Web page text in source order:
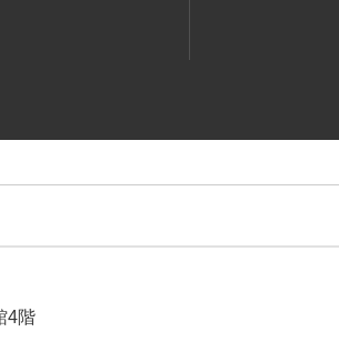
4階